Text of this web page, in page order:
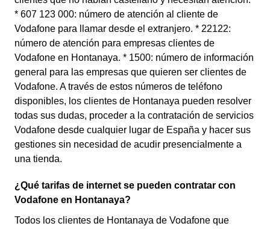
* 607 123 000: número de atención al cliente de
Vodafone para llamar desde el extranjero. * 22122:
número de atención para empresas clientes de
Vodafone en Hontanaya. * 1500: número de información
general para las empresas que quieren ser clientes de
Vodafone. A través de estos números de teléfono
disponibles, los clientes de Hontanaya pueden resolver
todas sus dudas, proceder a la contratación de servicios
Vodafone desde cualquier lugar de España y hacer sus
gestiones sin necesidad de acudir presencialmente a
una tienda.
¿Qué tarifas de internet se pueden contratar con
Vodafone en Hontanaya?
Todos los clientes de Hontanaya de Vodafone que